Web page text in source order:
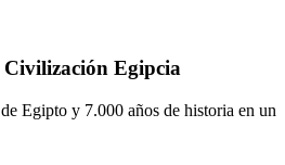
Civilización Egipcia
Egipto y 7.000 años de historia en un